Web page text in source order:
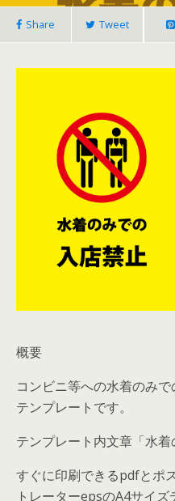
Share Tweet
概要
コンビニ等への水着のみ
テンプレートです。
テンプレート内文章「水着
すぐに印刷できるpdfとポ
トレーターepsのA4サイズ